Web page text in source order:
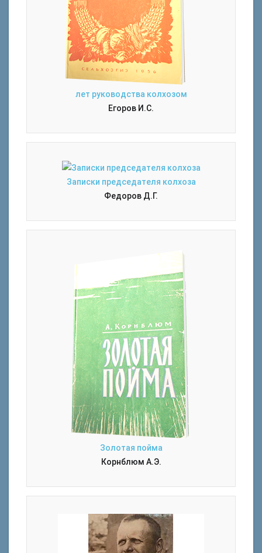
лет руководства колхозом
Егоров И.С.
Записки председателя колхоза
Федоров Д.Г.
Золотая пойма
Корнблюм А.Э.